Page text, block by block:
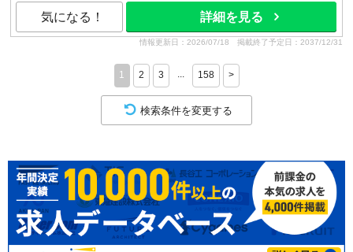
気になる！ 詳細を見る
情報更新日：2026/07/18 掲載終了予定日：2037/12/31
1 2 3 ... 158 >
検索条件を変更する